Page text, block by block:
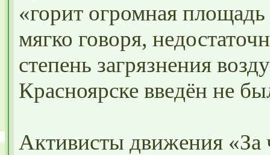
«горит огромная
мягко говоря,
степень загрязнения
Красноярске введён не
Активисты движения «За